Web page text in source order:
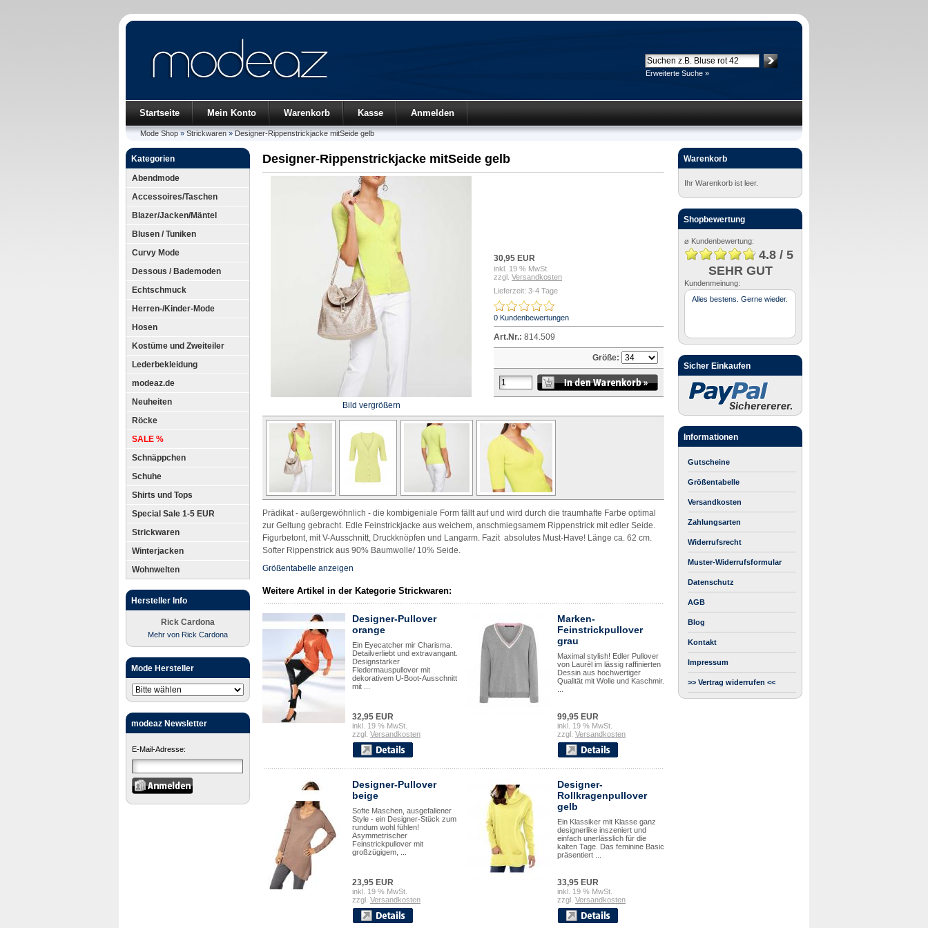
Erweiterte Suche »
Startseite Mein Konto Warenkorb Kasse Anmelden
Mode Shop»Strickwaren»Designer-Rippenstrickjacke mitSeide gelb
Kategorien
Abendmode
Accessoires/Taschen
Blazer/Jacken/Mäntel
Blusen / Tuniken
Curvy Mode
Dessous / Bademoden
Echtschmuck
Herren-/Kinder-Mode
Hosen
Kostüme und Zweiteiler
Lederbekleidung
modeaz.de
Neuheiten
Röcke
SALE %
Schnäppchen
Schuhe
Shirts und Tops
Special Sale 1-5 EUR
Strickwaren
Winterjacken
Wohnwelten
Hersteller Info
Rick Cardona
Mehr von Rick Cardona
Mode Hersteller
modeaz Newsletter
E-Mail-Adresse:
Designer-Rippenstrickjacke mitSeide gelb
Bild vergrößern
30,95 EUR
inkl. 19 % MwSt.
zzgl. Versandkosten
Lieferzeit: 3-4 Tage
0 Kundenbewertungen
Art.Nr.: 814.509
Größe:
Prädikat - außergewöhnlich - die kombigeniale Form fällt auf und wird durch die traumhafte Farbe optimal
zur Geltung gebracht. Edle Feinstrickjacke aus weichem, anschmiegsamem Rippenstrick mit edler Seide.
Figurbetont, mit V-Ausschnitt, Druckknöpfen und Langarm. Fazit  absolutes Must-Have! Länge ca. 62 cm.
Softer Rippenstrick aus 90% Baumwolle/ 10% Seide.
Größentabelle anzeigen
Weitere Artikel in der Kategorie Strickwaren:
Designer-Pullover
orange
Ein Eyecatcher mir Charisma.
Detailverliebt und extravangant.
Designstarker
Fledermauspullover mit
dekorativem U-Boot-Ausschnitt
mit ...
32,95 EUR
inkl. 19 % MwSt.
zzgl. Versandkosten
Marken-
Feinstrickpullover
grau
Maximal stylish! Edler Pullover
von Laurèl im lässig raffinierten
Dessin aus hochwertiger
Qualität mit Wolle und Kaschmir.
99,95 EUR
inkl. 19 % MwSt.
zzgl. Versandkosten
Designer-Pullover
beige
Softe Maschen, ausgefallener
Style - ein Designer-Stück zum
rundum wohl fühlen!
Asymmetrischer
Feinstrickpullover mit
großzügigem, ...
23,95 EUR
inkl. 19 % MwSt.
zzgl. Versandkosten
Designer-
Rollkragenpullover
gelb
Ein Klassiker mit Klasse ganz
designerlike inszeniert und
einfach unerlässlich für die
kalten Tage. Das feminine Basic
präsentiert ...
33,95 EUR
inkl. 19 % MwSt.
zzgl. Versandkosten
Warenkorb
Ihr Warenkorb ist leer.
Shopbewertung
⌀ Kundenbewertung:
4.8 / 5
SEHR GUT
Kundenmeinung:
Alles bestens. Gerne wieder.
Sicher Einkaufen
Informationen
Gutscheine
Größentabelle
Versandkosten
Zahlungsarten
Widerrufsrecht
Muster-Widerrufsformular
Datenschutz
AGB
Blog
Kontakt
Impressum
>> Vertrag widerrufen <<